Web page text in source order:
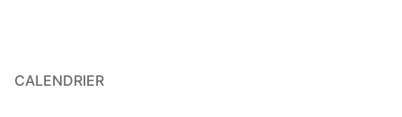
CALENDRIER